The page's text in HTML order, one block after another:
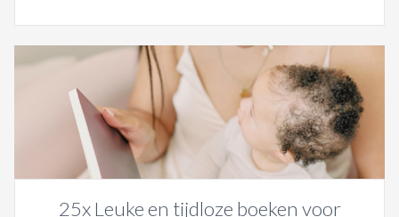
25x Leuke en tijdloze boeken voor